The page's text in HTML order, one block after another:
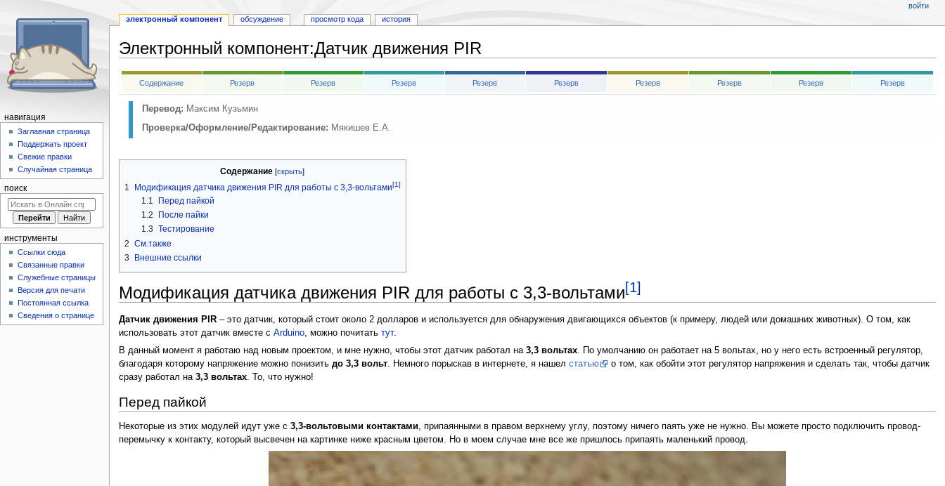
Электронный компонент:Датчик движения PIR
Перейти
навигации
Перейти
поиску
Содержание Резерв Резерв Резерв Резерв Резерв Резерв Резерв Резерв Резерв
Перевод: Максим Кузьмин
Проверка/Оформление/Редактирование: Мякишев Е.А.
Содержание
1
Модификация датчика движения PIR для работы с 3,3-вольтами[1]
1.1
Перед пайкой
1.2
После пайки
1.3 Тестирование
2 См.также
3
Внешние ссылки
Модификация датчика движения PIR для работы с 3,3-вольтами[1]
Датчик движения PIR– это датчик, который стоит около 2 долларов и используется для обнаружения двигающихся объектов (к примеру, людей или домашних животных). О том, как
использовать этот датчик вместе с Arduino, можно почитать тут.
В данный момент я работаю над новым проектом, и мне нужно, чтобы этот датчик работал на 3,3 вольтах. По умолчанию он работает на 5 вольтах, но у него есть встроенный регулятор,
благодаря которому напряжение можно понизить до 3,3 вольт. Немного порыскав в интернете, я нашел статью
о том, как обойти этот регулятор напряжения и сделать так, чтобы датчик
сразу работал на 3,3 вольтах. То, что нужно!
Перед пайкой
Некоторые из этих модулей идут уже с 3,3-вольтовыми контактами, припаянными в правом верхнему углу, поэтому ничего паять уже не нужно. Вы можете просто подключить провод-
перемычку к контакту, который высвечен на картинке ниже красным цветом. Но в моем случае мне все же пришлось припаять маленький провод.
электронный компонент обсуждение просмотр кода история
войти
навигация
Заглавная страница
Поддержать проект
Свежие правки
Случайная страница
поиск
инструменты
Ссылки сюда
Связанные правки
Служебные страницы
Версия для печати
Постоянная ссылка
Сведения о странице